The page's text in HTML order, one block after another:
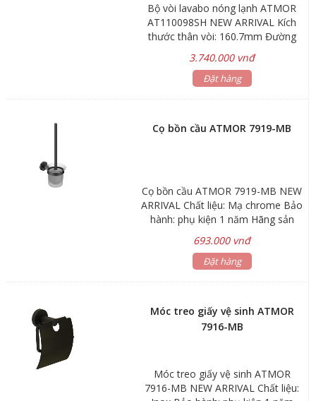
Bộ vòi lavabo nóng lạnh ATMOR
AT110098SH NEW ARRIVAL Kích
thước thân vòi: 160.7mm Đường
kính: Ø22 Lớp xi mạ: Nano đen 2
lớp Bảo hành: 5 năm Hãng sản
xuất: ATMOR
3.740.000 vnđ
Đặt hàng
Cọ bồn cầu ATMOR 7919-MB
Cọ bồn cầu ATMOR 7919-MB NEW
ARRIVAL Chất liệu: Mạ chrome Bảo
hành: phụ kiện 1 năm Hãng sản
xuất: ATMOR Mã sản phẩm: 7919-
MB
693.000 vnđ
Đặt hàng
Móc treo giấy vệ sinh ATMOR
7916-MB
Móc treo giấy vệ sinh ATMOR
7916-MB NEW ARRIVAL Chất liệu: